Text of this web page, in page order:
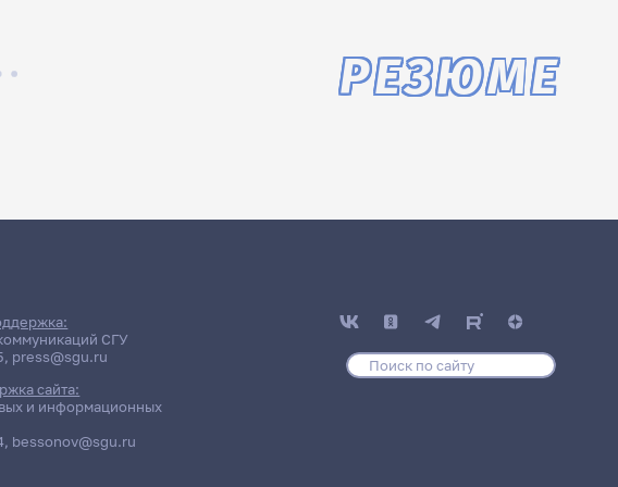
РЕЗЮМЕ
СГУ
, press@sgu.ru
сайта:
и информационных
, bessonov@sgu.ru